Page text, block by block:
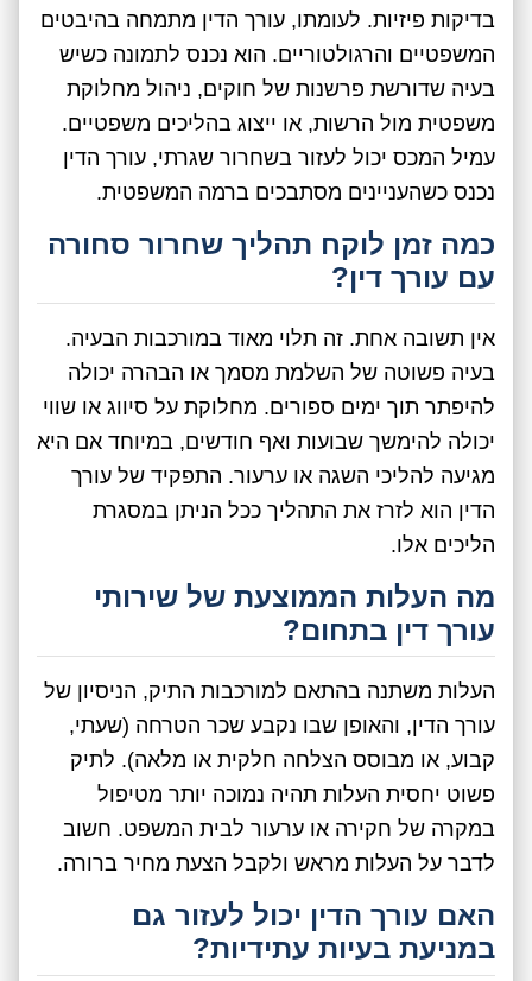
בדיקות פיזיות. לעומתו, עורך הדין מתמחה בהיבטים
המשפטיים והרגולטוריים. הוא נכנס לתמונה כשיש
בעיה שדורשת פרשנות של חוקים, ניהול מחלוקת
משפטית מול הרשות, או ייצוג בהליכים משפטיים.
עמיל המכס יכול לעזור בשחרור שגרתי, עורך הדין
נכנס כשהעניינים מסתבכים ברמה המשפטית.
כמה זמן לוקח תהליך שחרור סחורה
עם עורך דין?
אין תשובה אחת. זה תלוי מאוד במורכבות הבעיה.
בעיה פשוטה של השלמת מסמך או הבהרה יכולה
להיפתר תוך ימים ספורים. מחלוקת על סיווג או שווי
יכולה להימשך שבועות ואף חודשים, במיוחד אם היא
מגיעה להליכי השגה או ערעור. התפקיד של עורך
הדין הוא לזרז את התהליך ככל הניתן במסגרת
הליכים אלו.
מה העלות הממוצעת של שירותי
עורך דין בתחום?
העלות משתנה בהתאם למורכבות התיק, הניסיון של
עורך הדין, והאופן שבו נקבע שכר הטרחה (שעתי,
קבוע, או מבוסס הצלחה חלקית או מלאה). לתיק
פשוט יחסית העלות תהיה נמוכה יותר מטיפול
במקרה של חקירה או ערעור לבית המשפט. חשוב
לדבר על העלות מראש ולקבל הצעת מחיר ברורה.
האם עורך הדין יכול לעזור גם
במניעת בעיות עתידיות?